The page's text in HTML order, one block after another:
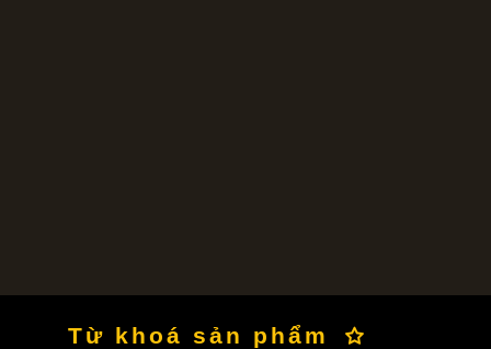
Từ khoá sản phẩm